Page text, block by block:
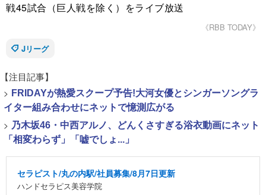
戦45試合（巨人戦を除く）をライブ放送
《RBB TODAY》
Jリーグ
【注目記事】
> FRIDAYが熱愛スクープ予告!大河女優とシンガーソングラ
イター組み合わせにネットで憶測広がる
> 乃木坂46・中西アルノ、どんくさすぎる浴衣動画にネット
「相変わらず」「嘘でしょ...」
セラピスト/丸の内駅/社員募集/8月7日更新
ハンドセラピス美容学院